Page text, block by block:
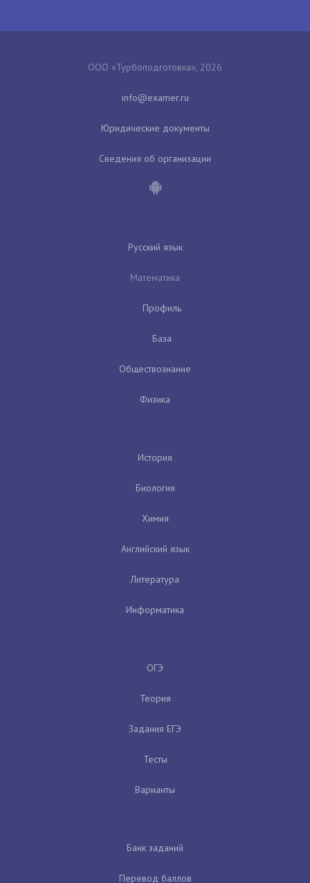
ООО «Турбоподготовка», 2026
Юридические документы
Сведения об организации
Русский язык
Математика
Профиль
База
Обществознание
Физика
История
Биология
Химия
Английский язык
Литература
Информатика
ОГЭ
Теория
Задания ЕГЭ
Тесты
Варианты
Банк заданий
Перевод баллов